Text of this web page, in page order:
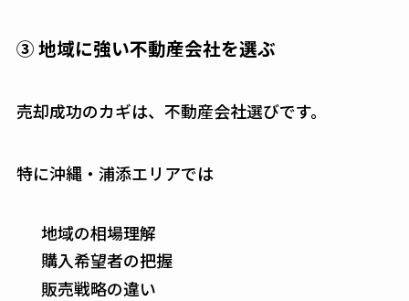
③ 地域に強い不動産会社を選ぶ
売却成功のカギは、不動産会社選びです。
特に沖縄・浦添エリアでは
地域の相場理解
購入希望者の把握
販売戦略の違い